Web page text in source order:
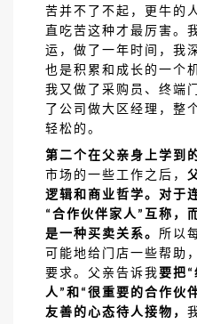
苦并不了不起，更牛的
直吃苦这种才最厉害。
运，做了一年时间，我
也是积累和成长的一个
我又做了采购员、终端
了公司做大区经理，整
轻松的。
第二个在父亲身上学到
市场的一些工作之后，
逻辑和商业哲学。对于
“ 合作伙伴家人 ” 互称，
是一种买卖关系。 所以
可能地给门店一些帮助
要求。父亲告诉我要把 “
人 ” 和 “ 很重要的合作伙
友善的心态待人接物，